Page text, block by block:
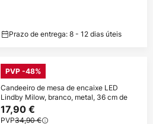
Prazo de entrega: 8 - 12 dias úteis
PVP -48%
Candeeiro de mesa de encaixe LED
Lindby Milow, branco, metal, 36 cm de
17,90 €
PVP34,90 €